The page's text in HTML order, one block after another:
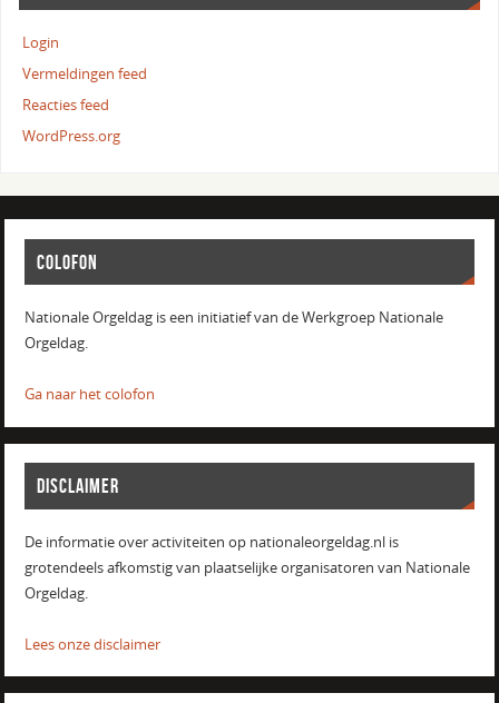
Login
Vermeldingen feed
Reacties feed
WordPress.org
COLOFON
Nationale Orgeldag is een initiatief van de Werkgroep Nationale
Orgeldag.
Ga naar het colofon
DISCLAIMER
De informatie over activiteiten op nationaleorgeldag.nl is
grotendeels afkomstig van plaatselijke organisatoren van Nationale
Orgeldag.
Lees onze disclaimer